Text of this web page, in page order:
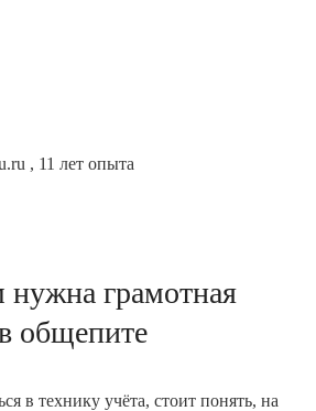
, 11 лет опыта
нужна грамотная
общепите
в технику учёта, стоит понять, на